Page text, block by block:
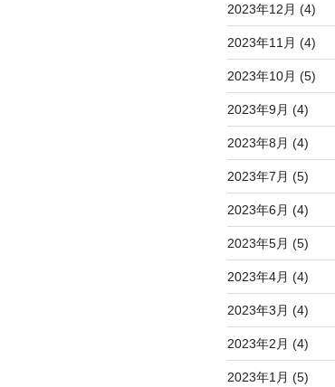
2023年12月 (4)
2023年11月 (4)
2023年10月 (5)
2023年9月 (4)
2023年8月 (4)
2023年7月 (5)
2023年6月 (4)
2023年5月 (5)
2023年4月 (4)
2023年3月 (4)
2023年2月 (4)
2023年1月 (5)